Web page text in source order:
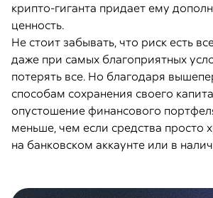
крипто-гиганта придает ему
ценность.
Не стоит забывать, что риск есть
даже при самых благоприятных
потерять все. Но благодаря
способам сохранения своего
опустошение финансового
меньше, чем если средства просто
на банковском аккаунте или в